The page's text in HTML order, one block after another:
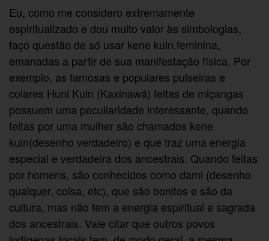
Eu, como me considero extremamente
espiritualizado e dou muito valor às simbologias,
faço questão de só usar kene kuin.feminina,
emanadas a partir de sua manifestação física. Por
exemplo, as famosas e populares pulseiras e
colares Huni Kuin (Kaxinawá) feitas de miçangas
possuem uma peculiaridade interessante, quando
feitas por uma mulher são chamados kene
kuin(desenho verdadeiro) e que traz uma energia
especial e verdadeira dos ancestrais. Quando feitas
por homens, são conhecidos como dami (desenho
qualquer, coisa, etc), que são bonitos e são da
cultura, mas não tem a energia espiritual e sagrada
dos ancestrais. Vale citar que outros povos